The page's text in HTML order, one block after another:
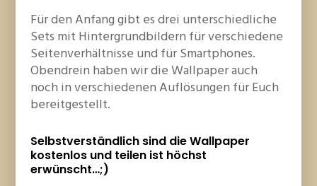
Für den Anfang gibt es drei unterschiedliche
Sets mit Hintergrundbildern für verschiedene
Seitenverhältnisse und für Smartphones.
Obendrein haben wir die Wallpaper auch
noch in verschiedenen Auflösungen für Euch
bereitgestellt.
Selbstverständlich sind die Wallpaper
kostenlos und teilen ist höchst
erwünscht…;)